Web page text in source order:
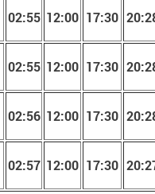
02:55 12:00 17:30
02:55 12:00 17:30
02:56 12:00 17:30
02:57 12:00 17:30 20:2